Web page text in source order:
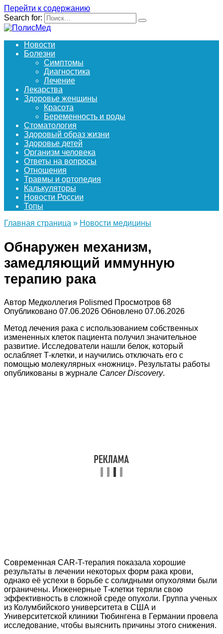
Перейти к содержанию
Search for:
Новости
Болезни
Симптомы
Диагностика
Лечение
Лекарства
Здоровье женщины
Красота
Беременность и роды
Стоматология
Здоровый образ жизни
Здоровье детей
Организм человека
Ответы на вопросы
Отношения
Травмы и ортопедия
Калькуляторы
Новости России
Топы
Главная страница » Новости медицины
Обнаружен механизм,
замедляющий иммунную
терапию рака
Автор Медколлегия Polismed Просмотров 68
Опубликовано 07.06.2026 Обновлено 07.06.2026
Метод лечения рака с использованием собственных
измененных клеток пациента получил значительное
развитие. Исследователи нашли белок, который
ослабляет Т-клетки, и научились отключать его с
помощью молекулярных «ножниц». Результаты работы
опубликованы в журнале Cancer Discovery.
Современная CAR-T-терапия показала хорошие
результаты в лечении некоторых форм рака крови,
однако её успехи в борьбе с солидными опухолями были
ограничены. Инженерные Т-клетки теряли свою
эффективность в сложной среде опухоли. Группа ученых
из Колумбийского университета в США и
Университетской клиники Тюбингена в Германии провела
исследование, чтобы выяснить причины этого снижения.